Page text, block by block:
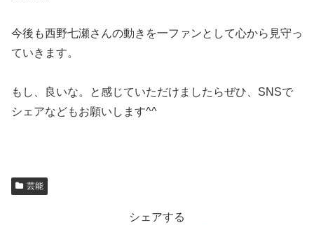
今後も西野七瀬さんの動きを一ファンとして心から見守っ
ていきます。
もし、良いな。と感じていただけましたらぜひ、SNSで
シェアなどもお願いします^^
芸能
シェアする